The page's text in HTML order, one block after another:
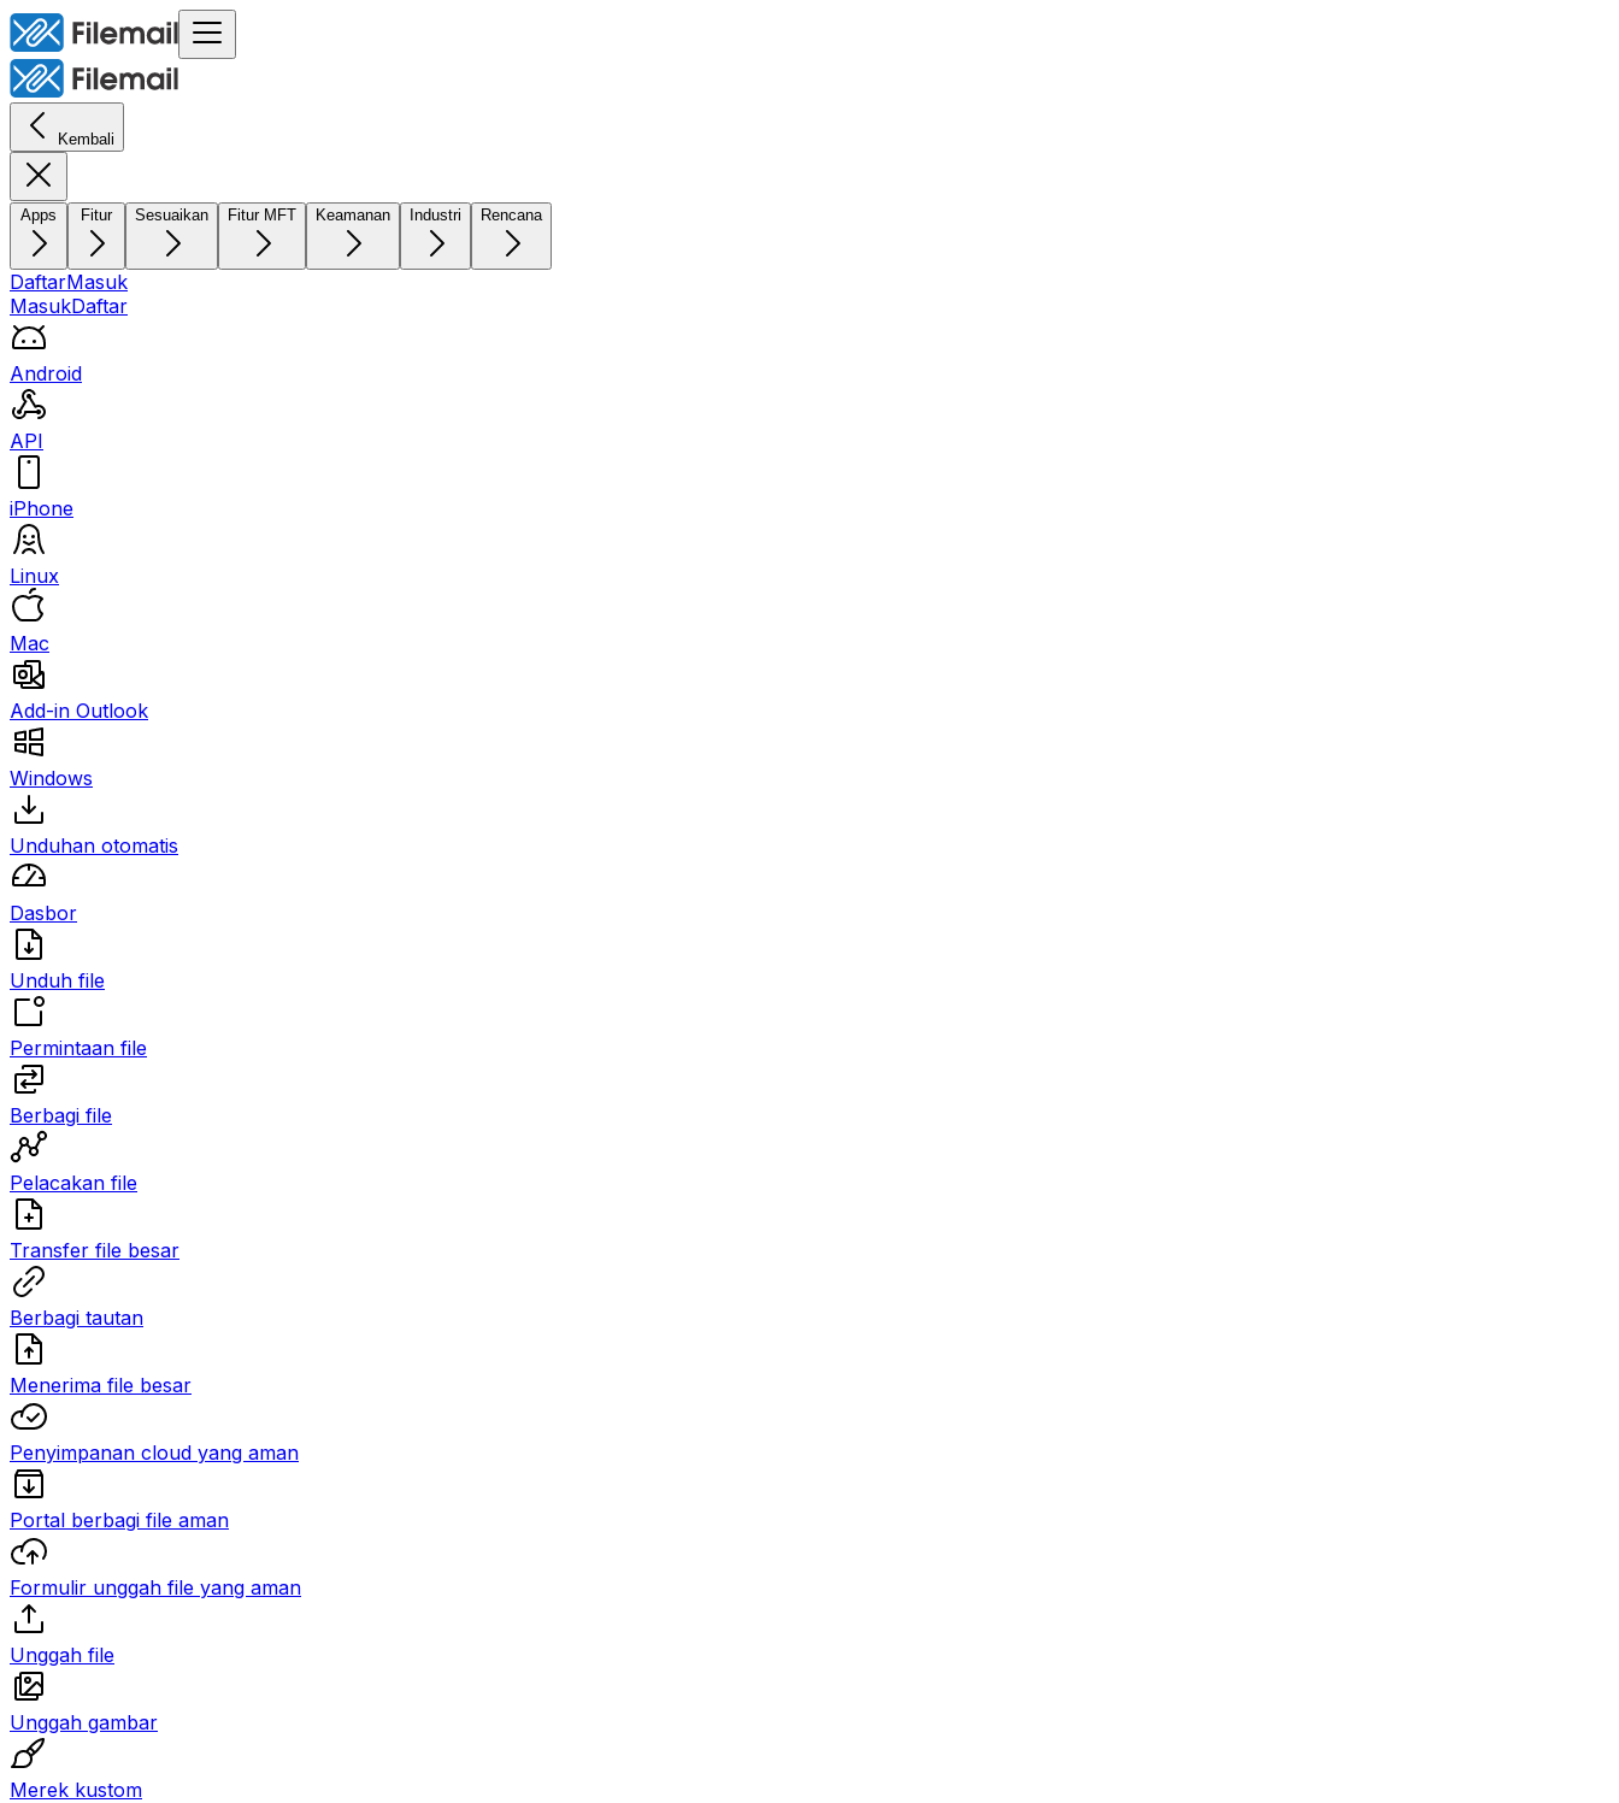
Kembali
Apps Fitur Sesuaikan Fitur MFT Keamanan Industri Rencana
DaftarMasuk
MasukDaftar
Android
API
iPhone
Linux
Mac
Add-in Outlook
Windows
Unduhan otomatis
Dasbor
Unduh file
Permintaan file
Berbagi file
Pelacakan file
Transfer file besar
Berbagi tautan
Menerima file besar
Penyimpanan cloud yang aman
Portal berbagi file aman
Formulir unggah file yang aman
Unggah file
Unggah gambar
Merek kustom